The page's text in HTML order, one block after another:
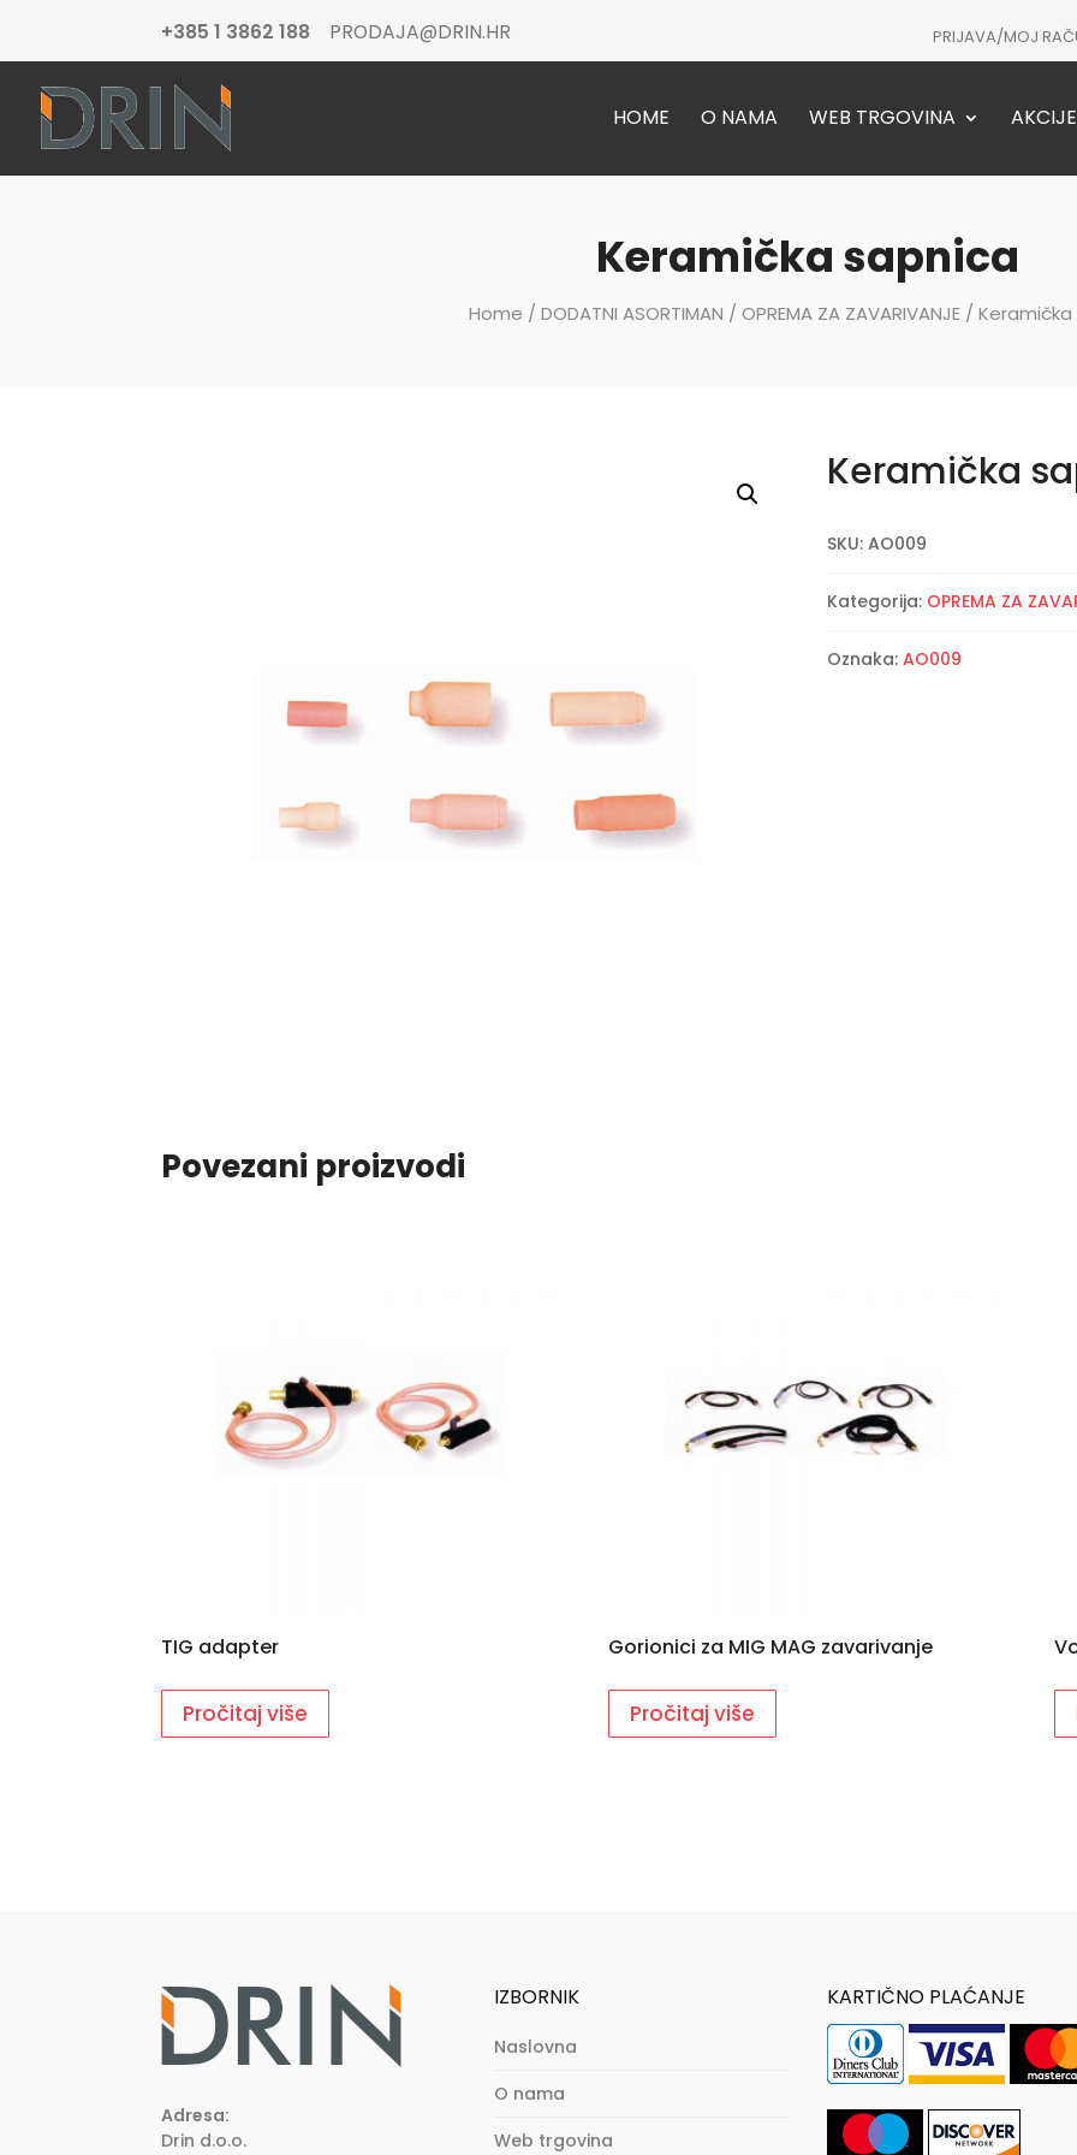
+385 1 3862 188 PRODAJA@DRIN.HR PRIJAVA/MOJ
HOME O NAMA WEB TRGOVINA AKCIJE
Keramička sapnica
Home / DODATNI ASORTIMAN / OPREMA ZA ZAVARIVANJE/ Keramička
Keramička
SKU:AO009
Kategorija: OPREMA ZA
Oznaka:AO009
Povezani proizvodi
TIG adapter
Pročitaj više
Gorionici za MIG MAG zavarivanje
Pročitaj više
Adresa:
Drin d.o.o.
IZBORNIK
Naslovna
O nama
Web trgovina
KARTIČNO PLAĆANJE